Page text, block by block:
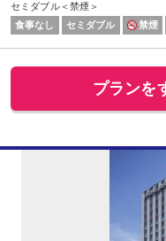
セミダブル＜禁煙＞
食事なし
セミダブル 禁煙
プランを